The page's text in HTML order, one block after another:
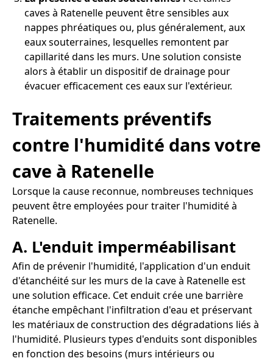
caves à Ratenelle peuvent être sensibles aux
nappes phréatiques ou, plus généralement, aux
eaux souterraines, lesquelles remontent par
capillarité dans les murs. Une solution consiste
alors à établir un dispositif de drainage pour
évacuer efficacement ces eaux sur l'extérieur.
Traitements préventifs
contre l'humidité dans votre
cave à Ratenelle
Lorsque la cause reconnue, nombreuses techniques
peuvent être employées pour traiter l'humidité à
Ratenelle.
A. L'enduit imperméabilisant
Afin de prévenir l'humidité, l'application d'un enduit
d'étanchéité sur les murs de la cave à Ratenelle est
une solution efficace. Cet enduit crée une barrière
étanche empêchant l'infiltration d'eau et préservant
les matériaux de construction des dégradations liés à
l'humidité. Plusieurs types d'enduits sont disponibles
en fonction des besoins (murs intérieurs ou